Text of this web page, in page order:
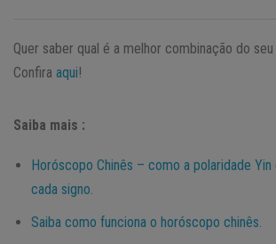
Quer saber qual é a melhor combinação do
Confira aqui!
Saiba mais :
Horóscopo Chinês – como a polaridade Yin
cada signo.
Saiba como funciona o horóscopo chinês.